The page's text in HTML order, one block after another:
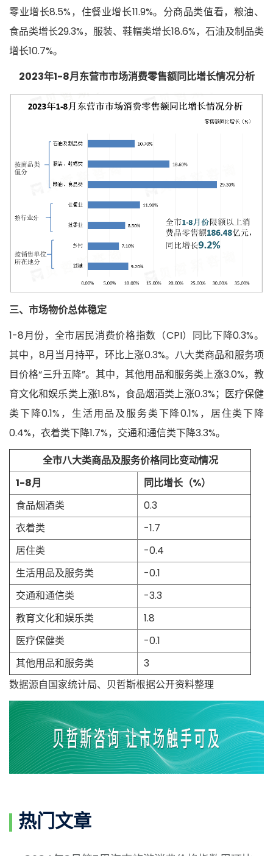
零业增长8.5%，住餐业增长11.9%。分商品类值看，粮油、
食品类增长29.3%，服装、鞋帽类增长18.6%，石油及制品类
增长10.7%。
2023年1-8月东营市市场消费零售额同比增长情况分析
三、市场物价总体稳定
1-8月份，全市居民消费价格指数（CPI）同比下降0.3%。
其中，8月当月持平，环比上涨0.3%。八大类商品和服务项
目价格“三升五降”。其中，其他用品和服务类上涨3.0%，教
育文化和娱乐类上涨1.8%，食品烟酒类上涨0.3%；医疗保健
类下降0.1%，生活用品及服务类下降0.1%，居住类下降
0.4%，衣着类下降1.7%，交通和通信类下降3.3%。
全市八大类商品及服务价格同比变动情况
1-8月
同比增长（%）
食品烟酒类
0.3
衣着类
-1.7
居住类
-0.4
生活用品及服务类
-0.1
交通和通信类
-3.3
教育文化和娱乐类
1.8
医疗保健类
-0.1
其他用品和服务类
3
数据源自国家统计局、贝哲斯根据公开资料整理
热门文章